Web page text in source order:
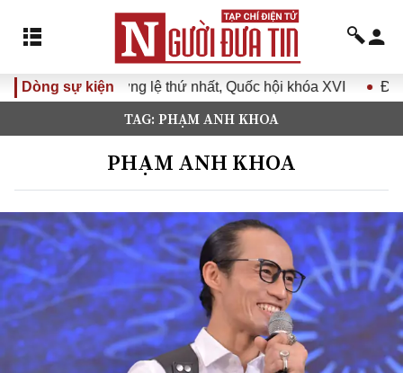
Dòng sự kiện
nhất, Quốc hội khóa XVI Đưa Nghị quyết Đại hội
TAG: PHẠM ANH KHOA
PHẠM ANH KHOA